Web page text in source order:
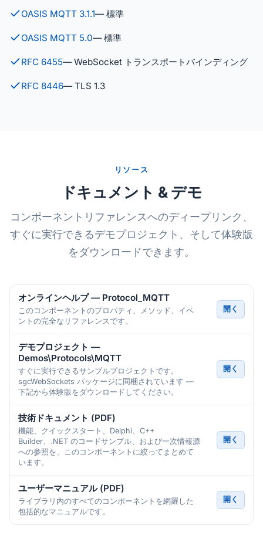
OASIS MQTT 3.1.1— 標準
OASIS MQTT 5.0— 標準
RFC 6455— WebSocket トランスポートバインディング
RFC 8446— TLS 1.3
リソース
ドキュメント & デモ
コンポーネントリファレンスへのディープリンク、
すぐに実行できるデモプロジェクト、そして体験版
をダウンロードできます。
オンラインヘルプ — Protocol_MQTT
このコンポーネントのプロパティ、メソッド、イベ
ントの完全なリファレンスです。
開く
デモプロジェクト —
Demos\Protocols\MQTT
すぐに実行できるサンプルプロジェクトです。
sgcWebSockets パッケージに同梱されています —
下記から体験版をダウンロードしてください。
開く
技術ドキュメント (PDF)
機能、クイックスタート、Delphi、C++
Builder、.NET のコードサンプル、および一次情報源
への参照を、このコンポーネントに絞ってまとめて
います。
開く
ユーザーマニュアル (PDF)
ライブラリ内のすべてのコンポーネントを網羅した
包括的なマニュアルです。
開く